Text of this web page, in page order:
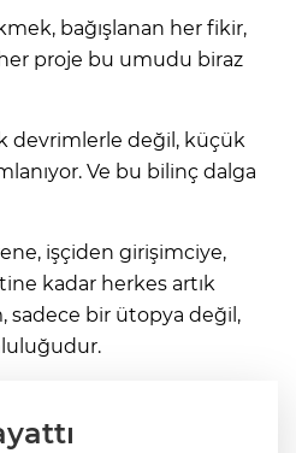
bağışlanan her fikir,
proje bu umudu biraz
devrimlerle değil, küçük
Ve bu bilinç dalga
işçiden girişimciye,
kadar herkes artık
sadece bir ütopya değil,